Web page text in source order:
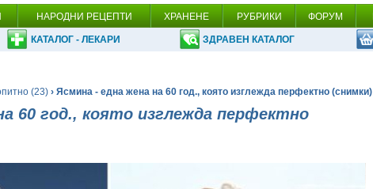
НАРОДНИ РЕЦЕПТИ ХРАНЕНЕ РУБРИКИ ФОРУМ
КАТАЛОГ - ЛЕКАРИ ЗДРАВЕН КАТАЛОГ
(23) › Ясмина - една жена на 60 год., която изглежда перфектно (снимки)
60 год., която изглежда перфектно